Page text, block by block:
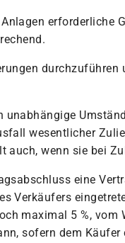
erforderliche
wesentlicher
auch, wenn sie bei
eine
Verkäufers
maximal 5 %,
sofern dem